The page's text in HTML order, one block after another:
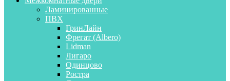
Ламинированные
ПВХ
ГринЛайн
Фрегат (Albero)
Lidman
Лигаро
Одинцово
Ростра